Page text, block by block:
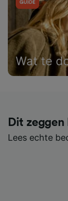
Wat te
Dit
Lees echte